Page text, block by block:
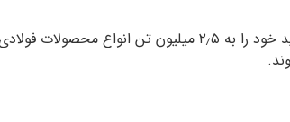
فولاد هیربد در سال ۱۳۹۱ در شهرک صنعتی مامونیه تاسیس شد و به